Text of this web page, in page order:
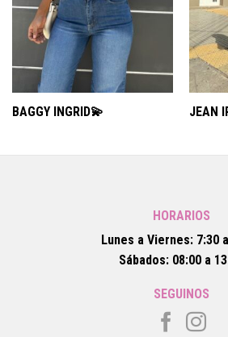
BAGGY INGRID💫 JEAN
HORARIOS
Lunes a Viernes: 7:30
Sábados: 08:00 a
SEGUINOS